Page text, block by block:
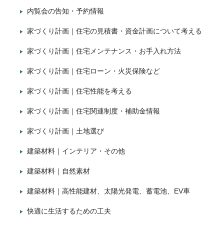
内覧会の告知・予約情報
家づくり計画｜住宅の見積書・資金計画について考える
家づくり計画｜住宅メンテナンス・お手入れ方法
家づくり計画｜住宅ローン・火災保険など
家づくり計画｜住宅性能を考える
家づくり計画｜住宅関連制度・補助金情報
家づくり計画｜土地選び
建築材料｜インテリア・その他
建築材料｜自然素材
建築材料｜高性能建材、太陽光発電、蓄電池、EV車
快適に生活するための工夫